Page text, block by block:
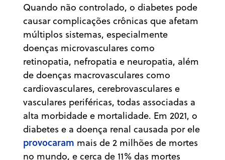
Quando não controlado, o diabetes pode
causar complicações crônicas que afetam
múltiplos sistemas, especialmente
doenças microvasculares como
retinopatia, nefropatia e neuropatia, além
de doenças macrovasculares como
cardiovasculares, cerebrovasculares e
vasculares periféricas, todas associadas a
alta morbidade e mortalidade. Em 2021, o
diabetes e a doença renal causada por ele
provocaram mais de 2 milhões de mortes
no mundo, e cerca de 11% das mortes